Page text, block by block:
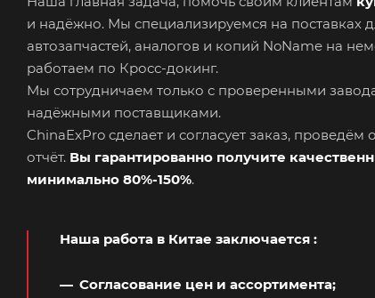
и надёжно. Мы специализируемся на
автозапчастей, аналогов и копий NoName на
работаем по Кросс-докинг.
Мы сотрудничаем только с проверенными
надёжными поставщиками.
ChinaExPro сделает и согласует заказ,
отчёт. Вы гарантированно получите
минимально 80%-150%.
Наша работа в Китае заключается :
Согласование цен и ассортимента;